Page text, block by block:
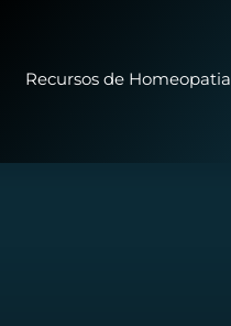
Recursos de Homeopatia